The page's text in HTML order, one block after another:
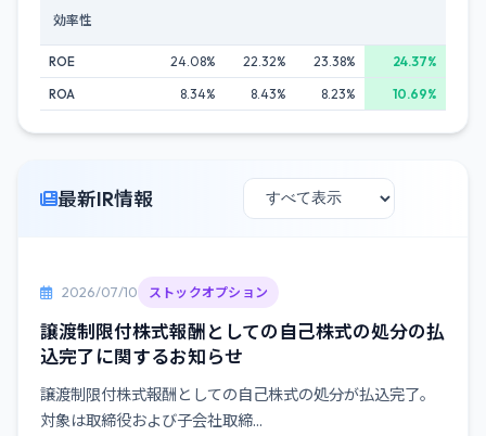
効率性
ROE 24.08% 22.32% 23.38%
24.37%
ROA
8.34% 8.43% 8.23% 10.69%
最新IR情報
2026/07/10 ストックオプション
譲渡制限付株式報酬としての自己株式の処分の払
込完了に関するお知らせ
譲渡制限付株式報酬としての自己株式の処分が払込完了。
対象は取締役および子会社取締...